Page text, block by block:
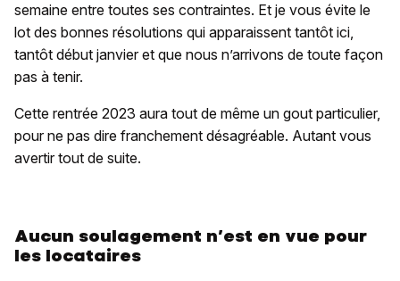
semaine entre toutes ses contraintes. Et je vous évite le
lot des bonnes résolutions qui apparaissent tantôt ici,
tantôt début janvier et que nous n’arrivons de toute façon
pas à tenir.
Cette rentrée 2023 aura tout de même un gout particulier,
pour ne pas dire franchement désagréable. Autant vous
avertir tout de suite.
Aucun soulagement n’est en vue pour
les locataires